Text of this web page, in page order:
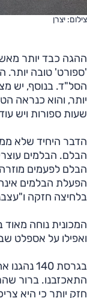
צילום: יצרן
ההגה כבד יותר
'ספורט' טובה יותר.
הסל"ד. בנוסף, יש
יותר, והוא כנראה
שעות ספורות ויש
הדבר היחיד שלא
הבלם. הבלמים
הבלם לפעמים מוזרה,
הפעלת הבלמים
בלחיצה חזקה
המכונית נוחה מאוד
ואפילו על אספלט
בגרסת
התאכזבנו. ברור
חזק יותר כי היא